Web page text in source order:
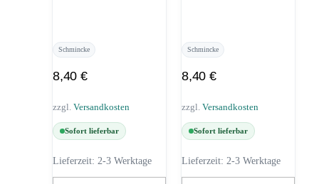
Schmincke
8,40€
zzgl. Versandkosten
Sofort lieferbar
Lieferzeit: 2-3 Werktage
Schmincke
8,40€
zzgl. Versandkosten
Sofort lieferbar
Lieferzeit: 2-3 Werktage